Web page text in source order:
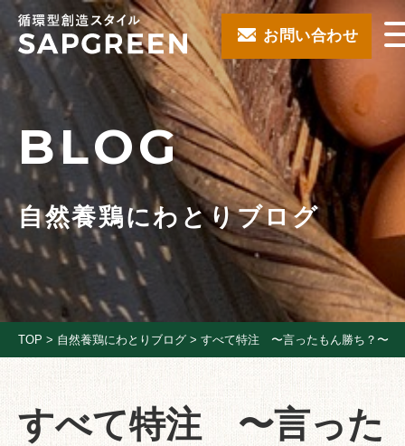
お問い合わせ
BLOG
自然養鶏にわとりブログ
TOP > 自然養鶏にわとりブログ > すべて特注 〜言ったもん勝ち？〜
すべて特注 〜言った